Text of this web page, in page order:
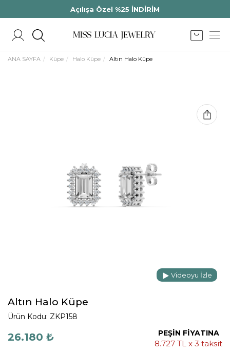
Açılışa Özel %25 İNDİRİM
ANA SAYFA Küpe Halo Küpe Altın Halo Küpe
Videoyu İzle
Altın Halo Küpe
Ürün Kodu: ZKP158
26.180 ₺ PEŞİN FİYATINA
8.727 TL x 3 taksit